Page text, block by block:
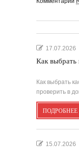
17.07.2026
Как выбрать
Как выбрать
проверить в
ПОДРОБНЕЕ
15.07.2026